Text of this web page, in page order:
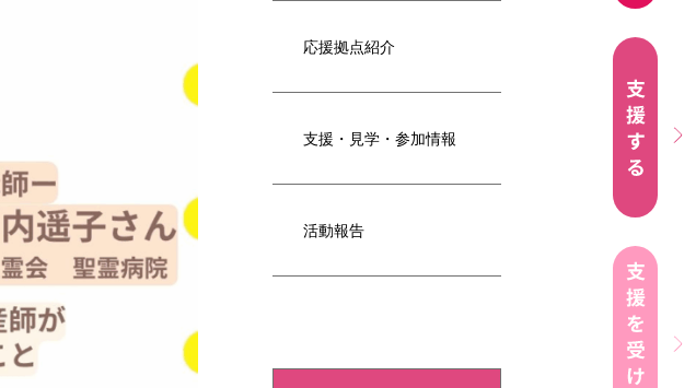
応援拠点紹介
支援・見学・参加情報
活動報告